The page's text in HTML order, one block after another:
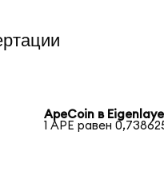
ApeCoin в
1 APE равен